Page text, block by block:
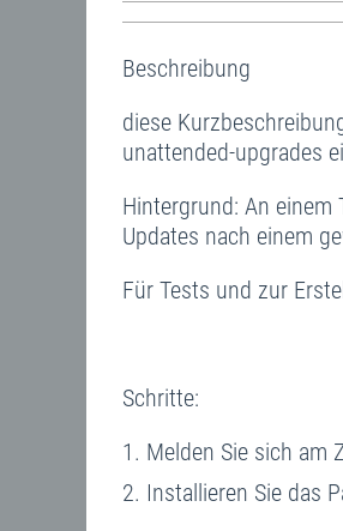
Beschreibung
diese
unattended-upgrades
Hintergrund: An
Updates nach einem
Für Tests und zur
Schritte:
Melden Sie sich am
Installieren Sie das